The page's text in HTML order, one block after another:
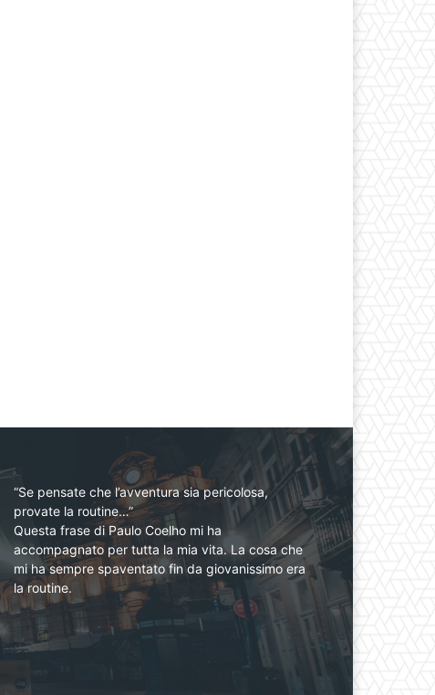
“Se pensate che l’avventura sia pericolosa,
provate la routine…”
Questa frase di Paulo Coelho mi ha
accompagnato per tutta la mia vita. La cosa che
mi ha sempre spaventato fin da giovanissimo era
la routine.